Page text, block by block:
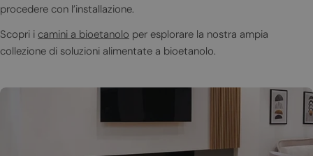
procedere con l’installazione.
Scopri i camini a bioetanolo per esplorare la nostra ampia
collezione di soluzioni alimentate a bioetanolo.